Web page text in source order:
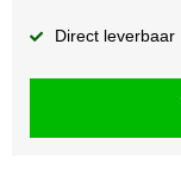
Direct leverbaar